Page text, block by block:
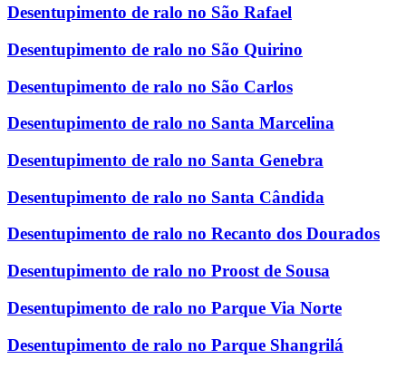
Desentupimento de ralo no São Rafael
Desentupimento de ralo no São Quirino
Desentupimento de ralo no São Carlos
Desentupimento de ralo no Santa Marcelina
Desentupimento de ralo no Santa Genebra
Desentupimento de ralo no Santa Cândida
Desentupimento de ralo no Recanto dos Dourados
Desentupimento de ralo no Proost de Sousa
Desentupimento de ralo no Parque Via Norte
Desentupimento de ralo no Parque Shangrilá